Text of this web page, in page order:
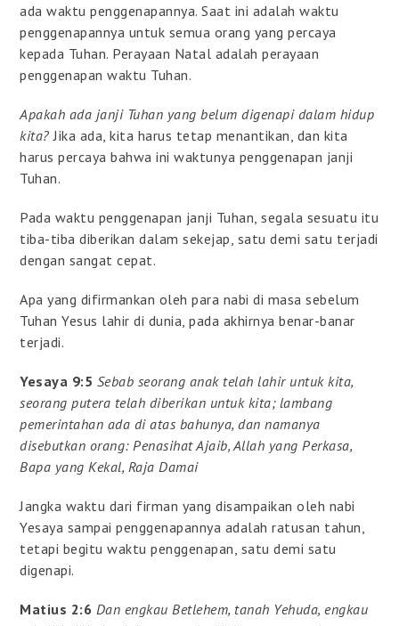
ada waktu penggenapannya. Saat ini adalah waktu
penggenapannya untuk semua orang yang percaya
kepada Tuhan. Perayaan Natal adalah perayaan
penggenapan waktu Tuhan.
Apakah ada janji Tuhan yang belum digenapi dalam hidup
kita?Jika ada, kita harus tetap menantikan, dan kita
harus percaya bahwa ini waktunya penggenapan janji
Tuhan.
Pada waktu penggenapan janji Tuhan, segala sesuatu itu
tiba-tiba diberikan dalam sekejap, satu demi satu terjadi
dengan sangat cepat.
Apa yang difirmankan oleh para nabi di masa sebelum
Tuhan Yesus lahir di dunia, pada akhirnya benar-banar
terjadi.
Yesaya 9:5 Sebab seorang anak telah lahir untuk kita,
seorang putera telah diberikan untuk kita; lambang
pemerintahan ada di atas bahunya, dan namanya
disebutkan orang: Penasihat Ajaib, Allah yang Perkasa,
Bapa yang Kekal, Raja Damai
Jangka waktu dari firman yang disampaikan oleh nabi
Yesaya sampai penggenapannya adalah ratusan tahun,
tetapi begitu waktu penggenapan, satu demi satu
digenapi.
Matius 2:6 Dan engkau Betlehem, tanah Yehuda, engkau